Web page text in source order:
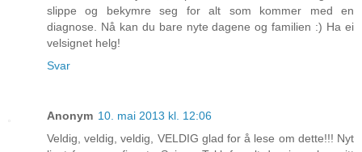
slippe og bekymre seg for alt som kommer med en
diagnose. Nå kan du bare nyte dagene og familien :) Ha ei
velsignet helg!
Svar
Anonym 10. mai 2013 kl. 12:06
Veldig, veldig, veldig, VELDIG glad for å lese om dette!!! Nyt